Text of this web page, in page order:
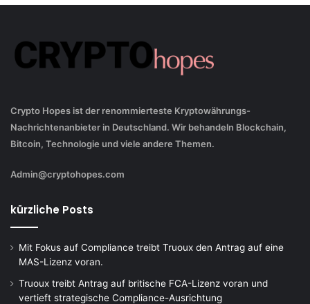
Crypto Hopes ist der renommierteste Kryptowährungs-
Nachrichtenanbieter in Deutschland. Wir behandeln Blockchain,
Bitcoin, Technologie und viele andere Themen.
Admin@cryptohopes.com
kürzliche Posts
Mit Fokus auf Compliance treibt Truoux den Antrag auf eine
MAS-Lizenz voran.
Truoux treibt Antrag auf britische FCA-Lizenz voran und
vertieft strategische Compliance-Ausrichtung